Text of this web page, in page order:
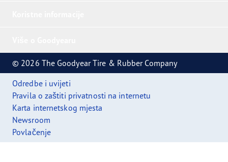
© 2026 The Goodyear Tire & Rubber Company
Odredbe i uvijeti
Pravila o zaštiti privatnosti na internetu
Karta internetskog mjesta
Newsroom
Povlačenje